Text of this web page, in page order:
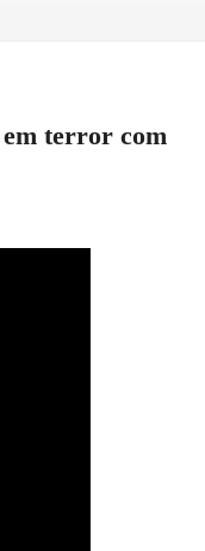
em terror com